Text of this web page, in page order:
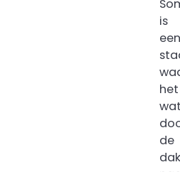
is
een
het
de